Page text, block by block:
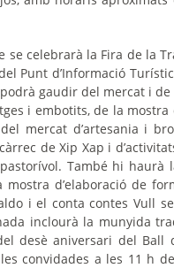
se celebrarà la Fira de la
Punt d’Informació
gaudir del mercat i de
i embotits, de la mostra
mercat d’artesania i
de Xip Xap i
També hi haurà
d’elaboració de
i el conta contes Vull
inclourà la munyida
desè aniversari del Ball
convidades a les 11 h